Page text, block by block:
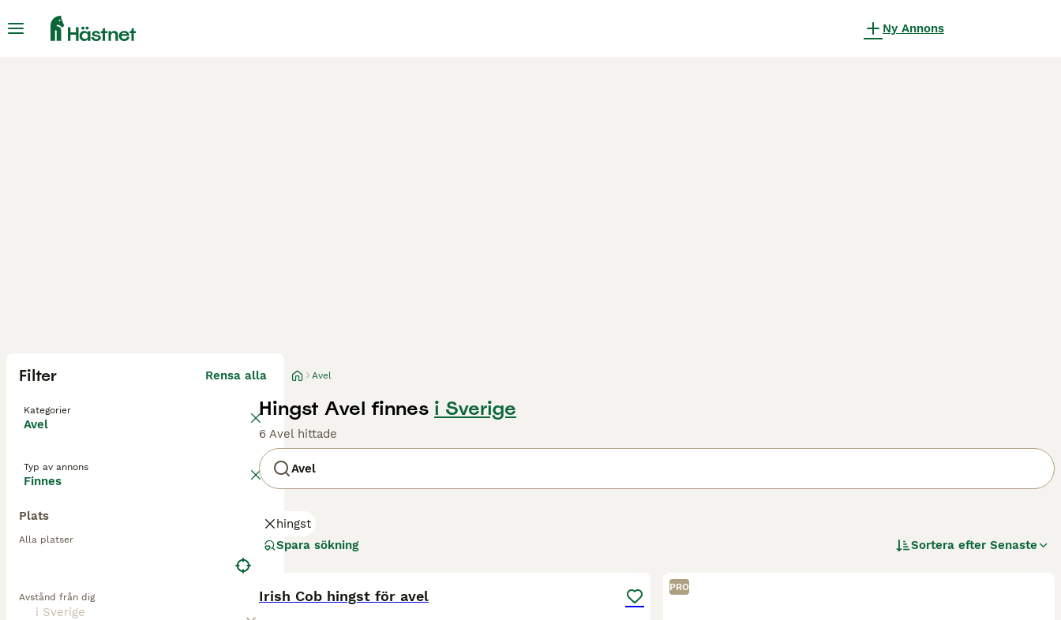
Ny Annons
Filter Rensa alla
Kategorier
Avel
Typ av annons
Finnes
Plats
Alla platser
Avstånd från dig
Avel
Hingst Avel finnes i Sverige
6 Avel hittade
Avel
hingst
Spara sökning
Sortera efter Senaste
Irish Cob hingst för avel
PRO